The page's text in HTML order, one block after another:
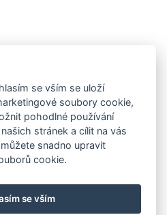
se vším se uloží
soubory cookie,
pohodlné používání
stránek a cílit na vás
snadno upravit
cookie.
se vším